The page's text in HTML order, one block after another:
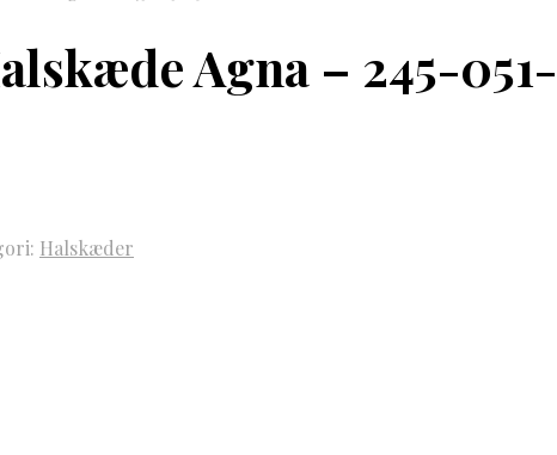
Agna – 245-
Halskæder